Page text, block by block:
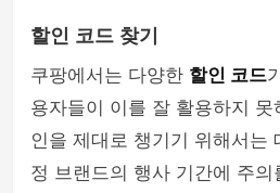
할인 코드 찾기
쿠팡에서는 다양한 할인 코드
용자들이 이를 잘 활용하지
인을 제대로 챙기기 위해서는
정 브랜드의 행사 기간에 주